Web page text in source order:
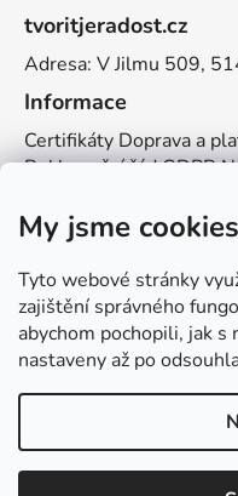
My jsme
Tyto webové stránky
zajištění správného
abychom pochopili, jak
nastaveny až po
tvoritjeradost.cz
Adresa: V Jilmu 509,
Informace
Certifikáty Doprava a
Reklamační řádGDPR
Kontakt
info@zemetvoreni.cz
Adél:775 683 521
Zemětvoření